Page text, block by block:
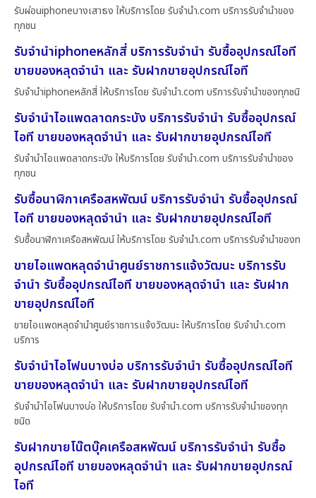
รับผ่อนiphoneบางเสาธง ให้บริการโดย รับจํานํา.com บริการรับจำนำของ
ทุกชน
รับจำนำiphoneหลักสี่ บริการรับจำนำ รับซื้ออุปกรณ์ไอที
ขายของหลุดจำนำ และ รับฝากขายอุปกรณ์ไอที
รับจำนำiphoneหลักสี่ ให้บริการโดย รับจํานํา.com บริการรับจำนำของทุกชนิ
รับจำนำไอแพดลาดกระบัง บริการรับจำนำ รับซื้ออุปกรณ์
ไอที ขายของหลุดจำนำ และ รับฝากขายอุปกรณ์ไอที
รับจำนำไอแพดลาดกระบัง ให้บริการโดย รับจํานํา.com บริการรับจำนำของ
ทุกชน
รับซื้อนาฬิกาเครือสหพัฒน์ บริการรับจำนำ รับซื้ออุปกรณ์
ไอที ขายของหลุดจำนำ และ รับฝากขายอุปกรณ์ไอที
รับซื้อนาฬิกาเครือสหพัฒน์ ให้บริการโดย รับจํานํา.com บริการรับจำนำของท
ขายไอแพดหลุดจำนำศูนย์ราชการแจ้งวัฒนะ บริการรับ
จำนำ รับซื้ออุปกรณ์ไอที ขายของหลุดจำนำ และ รับฝาก
ขายอุปกรณ์ไอที
ขายไอแพดหลุดจำนำศูนย์ราชการแจ้งวัฒนะ ให้บริการโดย รับจํานํา.com
บริการ
รับจำนำไอโฟนบางบ่อ บริการรับจำนำ รับซื้ออุปกรณ์ไอที
ขายของหลุดจำนำ และ รับฝากขายอุปกรณ์ไอที
รับจำนำไอโฟนบางบ่อ ให้บริการโดย รับจํานํา.com บริการรับจำนำของทุก
ชนิด
รับฝากขายโน๊ตบุ๊คเครือสหพัฒน์ บริการรับจำนำ รับซื้อ
อุปกรณ์ไอที ขายของหลุดจำนำ และ รับฝากขายอุปกรณ์
ไอที